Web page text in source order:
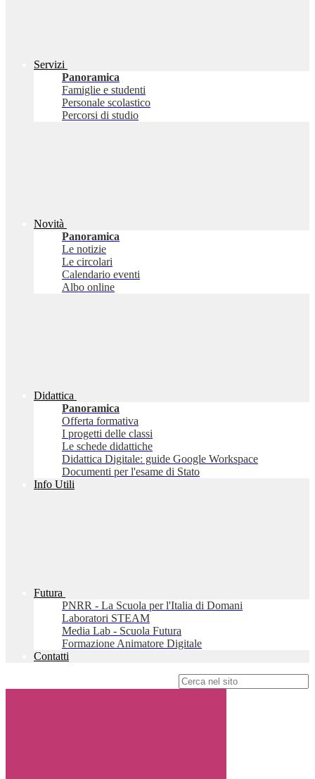
Servizi
Panoramica
Famiglie e studenti
Personale scolastico
Percorsi di studio
Novità
Panoramica
Le notizie
Le circolari
Calendario eventi
Albo online
Didattica
Panoramica
Offerta formativa
I progetti delle classi
Le schede didattiche
Didattica Digitale: guide Google Workspace
Documenti per l'esame di Stato
Info Utili
Futura
PNRR - La Scuola per l'Italia di Domani
Laboratori STEAM
Media Lab - Scuola Futura
Formazione Animatore Digitale
Contatti